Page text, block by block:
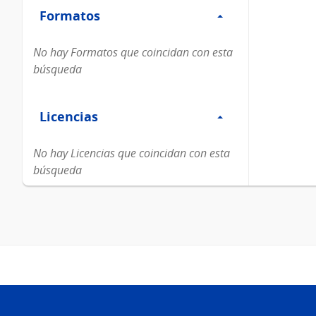
Formatos
Formatos
No hay Formatos que coincidan con esta
búsqueda
Licencias
Licencias
No hay Licencias que coincidan con esta
búsqueda